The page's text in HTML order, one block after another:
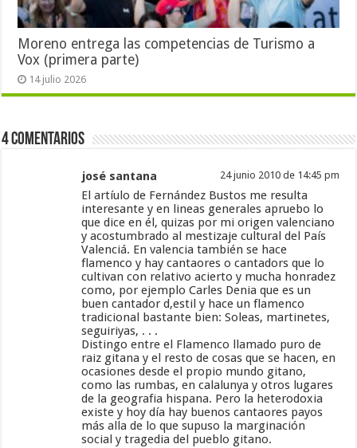
Moreno entrega las competencias de Turismo a
Vox (primera parte)
14 julio 2026
4 Comentarios
josé santana 24 junio 2010 de 14:45 pm
El artíulo de Fernández Bustos me resulta
interesante y en lineas generales apruebo lo
que dice en él, quizas por mi origen valenciano
y acostumbrado al mestizaje cultural del País
Valenciá. En valencia también se hace
flamenco y hay cantaores o cantadors que lo
cultivan con relativo acierto y mucha honradez
como, por ejemplo Carles Denia que es un
buen cantador d,estil y hace un flamenco
tradicional bastante bien: Soleas, martinetes,
seguiriyas, . . .
Distingo entre el Flamenco llamado puro de
raiz gitana y el resto de cosas que se hacen, en
ocasiones desde el propio mundo gitano,
como las rumbas, en calalunya y otros lugares
de la geografia hispana. Pero la heterodoxia
existe y hoy día hay buenos cantaores payos
más alla de lo que supuso la marginación
social y tragedia del pueblo gitano.